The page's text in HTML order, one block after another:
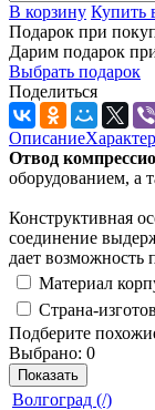
В корзину Купить
Подарок при
Дарим подарок
Выбрать подарок
Поделиться
Описание
Отвод
оборудованием, а
Конструктивная
соединение
дает возможность
Материал
Страна-
Подберите
Выбрано: 0
Показать
Вoлгогpaд (/)